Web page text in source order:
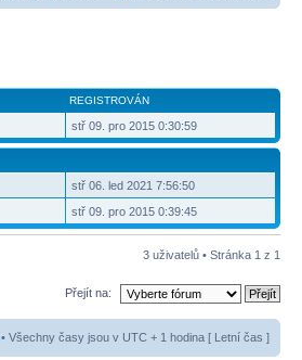
REGISTROVÁN
stř 09. pro 2015 0:30:59
stř 06. led 2021 7:56:50
stř 09. pro 2015 0:39:45
3 uživatelů • Stránka 1 z 1
Přejít na:
• Všechny časy jsou v UTC + 1 hodina [ Letní čas ]